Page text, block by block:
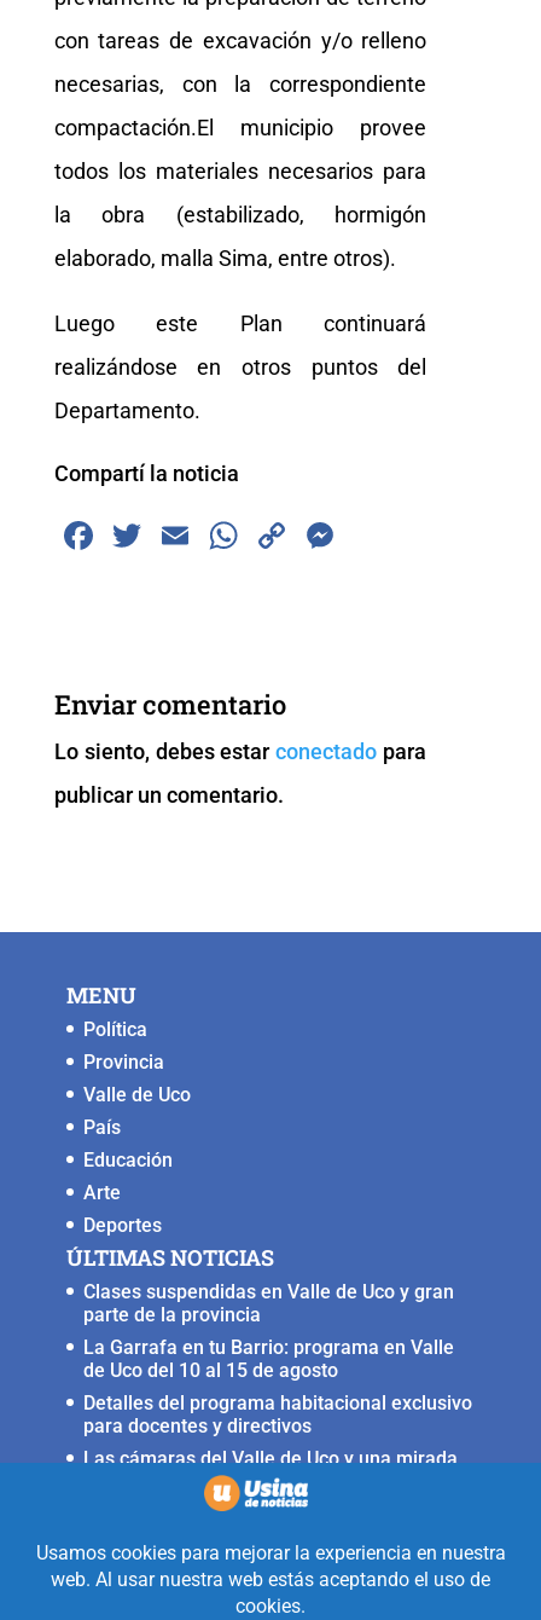
con tareas de excavación y/o relleno
necesarias, con la correspondiente
compactación.El municipio provee
todos los materiales necesarios para
la obra (estabilizado, hormigón
elaborado, malla Sima, entre otros).
Luego este Plan continuará
realizándose en otros puntos del
Departamento.
Compartí la noticia
F
b
o
o
k
T
E
W
A
p
p
C
k
er
Enviar comentario
Lo siento, debes estarconectado para
publicar un comentario.
MENU
Política
Provincia
Valle de Uco
País
Educación
Arte
Deportes
ÚLTIMAS NOTICIAS
Clases suspendidas en Valle de Uco y gran
parte de la provincia
La Garrafa en tu Barrio: programa en Valle
de Uco del 10 al 15 de agosto
Detalles del programa habitacional exclusivo
para docentes y directivos
Las cámaras del Valle de Uco y una mirada
crítica sobre la crisis con Brasil
Irrigación prorrogó la restricción para
Realizado con la mirada equidistante de
alguien a quién solo le interesa